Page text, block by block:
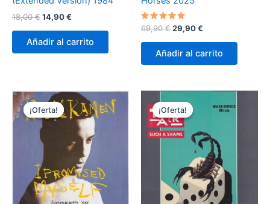
18,00€El
original
era:
14,90€
actual
es:
Añadir al carrito
Valorado
con
5.00
de 5
69,90€El
original
era:
29,90€
actual
es:
Añadir al carrito
¡Oferta!
¡Oferta! ¡Oferta!
¡Oferta!